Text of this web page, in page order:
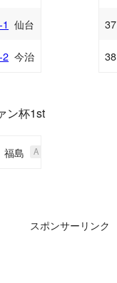
仙台
2 今治
37
38
ン杯1st
福島 A
スポンサーリンク